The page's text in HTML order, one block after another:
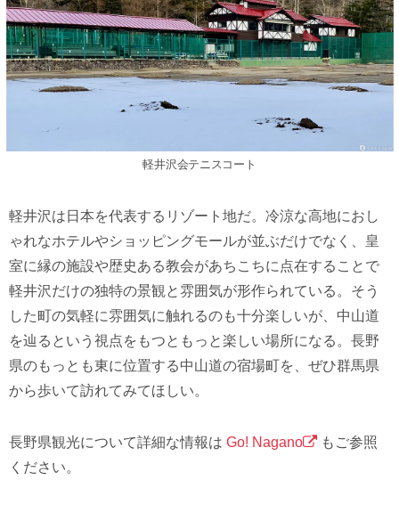
軽井沢会テニスコート
軽井沢は日本を代表するリゾート地だ。冷涼な高地におし
ゃれなホテルやショッピングモールが並ぶだけでなく、皇
室に縁の施設や歴史ある教会があちこちに点在することで
軽井沢だけの独特の景観と雰囲気が形作られている。そう
した町の気軽に雰囲気に触れるのも十分楽しいが、中山道
を辿るという視点をもつともっと楽しい場所になる。長野
県のもっとも東に位置する中山道の宿場町を、ぜひ群馬県
から歩いて訪れてみてほしい。
長野県観光について詳細な情報は Go! Nagano
もご参照
ください。